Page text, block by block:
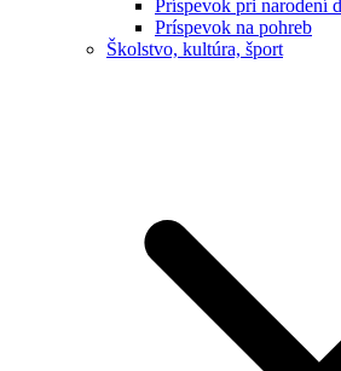
Príspevok pri narodení
Príspevok na pohreb
Školstvo, kultúra, šport